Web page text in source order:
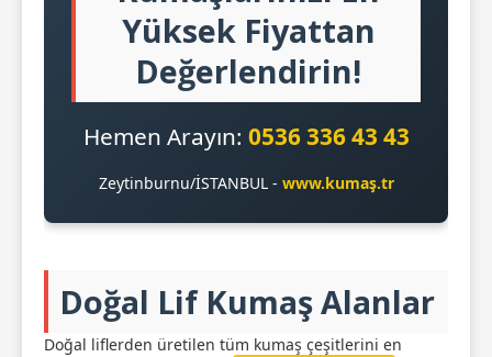
Yüksek Fiyattan
Değerlendirin!
Hemen Arayın: 0536 336 43 43
Zeytinburnu/İSTANBUL - www.kumaş.tr
Doğal Lif Kumaş Alanlar
Doğal liflerden üretilen tüm kumaş çeşitlerini en